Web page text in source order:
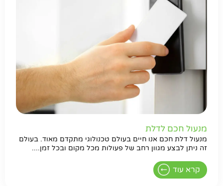
מנעול חכם לדלת
מנעול דלת חכם אנו חיים בעולם טכנולוגי מתקדם מאוד. בעולם
זה ניתן לבצע מגוון רחב של פעולות מכל מקום ובכל זמן....
קרא עוד